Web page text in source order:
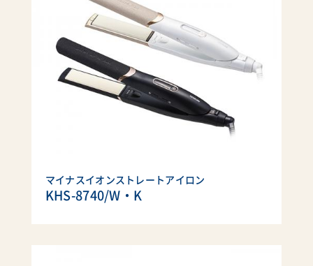
マイナスイオンストレートアイロン
KHS-8740/W・K